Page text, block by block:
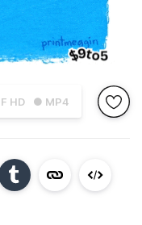
HD ● MP4